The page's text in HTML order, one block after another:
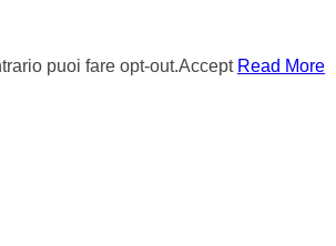
puoi fare opt-out.Accept Read More